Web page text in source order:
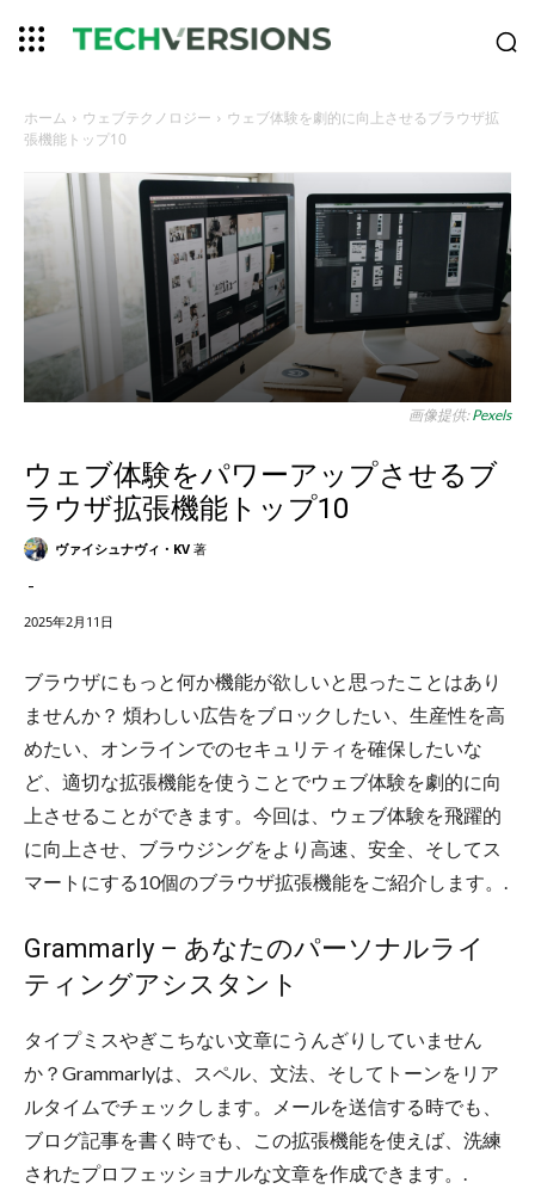
ホーム ウェブテクノロジー
ウェブ体験を劇的に向上させるブラウザ拡
張機能トップ10
画像提供:Pexels
ウェブ体験をパワーアップさせるブ
ラウザ拡張機能トップ10
ヴァイシュナヴィ・KV 著
-
2025年2月11日
ブラウザにもっと何か機能が欲しいと思ったことはあり
ませんか？ 煩わしい広告をブロックしたい、生産性を高
めたい、オンラインでのセキュリティを確保したいな
ど、適切な拡張機能を使うことでウェブ体験を劇的に向
上させることができます。今回は、ウェブ体験を飛躍的
に向上させ、ブラウジングをより高速、安全、そしてス
マートにする10個のブラウザ拡張機能をご紹介します。.
Grammarly – あなたのパーソナルライ
ティングアシスタント
タイプミスやぎこちない文章にうんざりしていません
か？Grammarlyは、スペル、文法、そしてトーンをリア
ルタイムでチェックします。メールを送信する時でも、
ブログ記事を書く時でも、この拡張機能を使えば、洗練
されたプロフェッショナルな文章を作成できます。.